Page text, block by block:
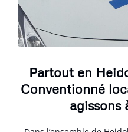
Partout en
Conventionné
agissons